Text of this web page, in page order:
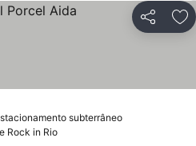
Partilhar
subterrâneo
Rock in Rio